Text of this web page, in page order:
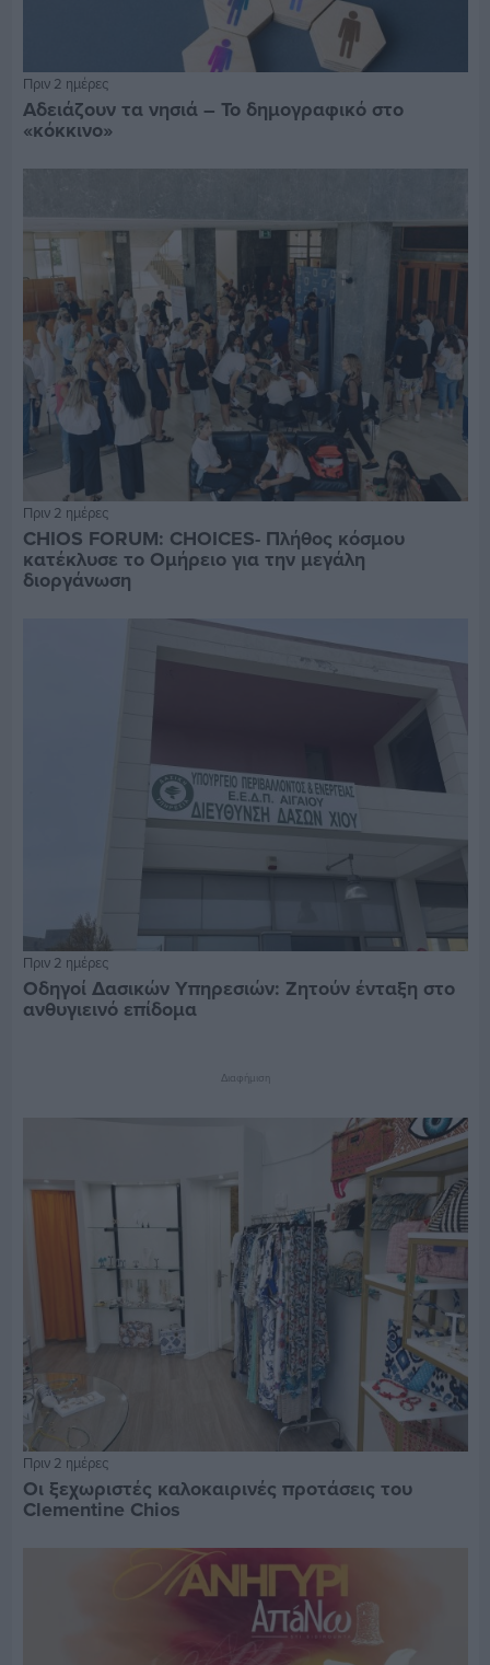
Πριν 2 ημέρες
Αδειάζουν τα νησιά – Το δημογραφικό στο
«κόκκινο»
Πριν 2 ημέρες
CHIOS FORUM: CHOICES- Πλήθος κόσμου
κατέκλυσε το Ομήρειο για την μεγάλη
διοργάνωση
Πριν 2 ημέρες
Οδηγοί Δασικών Υπηρεσιών: Ζητούν ένταξη στο
ανθυγιεινό επίδομα
Διαφήμιση
Πριν 2 ημέρες
Οι ξεχωριστές καλοκαιρινές προτάσεις του
Clementine Chios